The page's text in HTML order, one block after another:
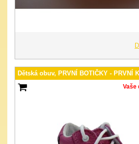
Dětská obuv, PRVNÍ BOTIČKY - PRVNÍ
Vaše